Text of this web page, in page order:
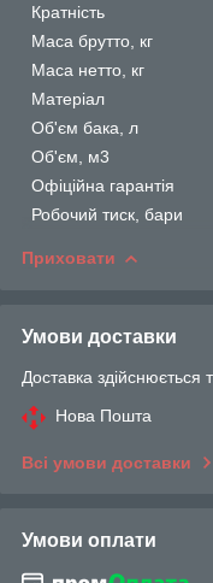
Кратність
Маса брутто, кг
Маса нетто, кг
Матеріал
Об'єм бака, л
Об'єм, м3
Офіційна гарантія
Робочий тиск, бари
Приховати
Умови доставки
Доставка здійснюється
Нова Пошта
Всі умови доставки
Умови оплати